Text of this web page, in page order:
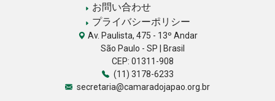
お問い合わせ
プライバシーポリシー
Av. Paulista, 475 - 13º Andar
São Paulo - SP | Brasil
CEP: 01311-908
(11) 3178-6233
secretaria@camaradojapao.org.br